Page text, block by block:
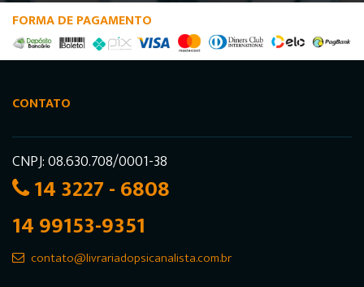
FORMA DE PAGAMENTO
CONTATO
CNPJ: 08.630.708/0001-38
14 3227 - 6808
14 99153-9351
contato@livrariadopsicanalista.com.br